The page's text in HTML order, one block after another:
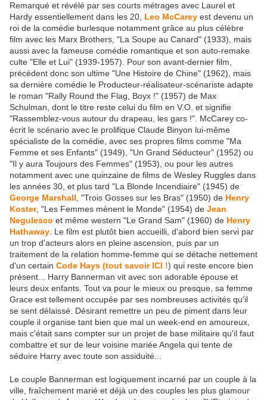
Remarqué et révélé par ses courts métrages avec Laurel et
Hardy essentiellement dans les 20, Leo McCarey est devenu un
roi de la comédie burlesque notamment grâce au plus célèbre
film avec les Marx Brothers, "La Soupe au Canard" (1933), mais
aussi avec la fameuse comédie romantique et son auto-remake
culte "Elle et Lui" (1939-1957). Pour son avant-dernier film,
précédent donc son ultime "Une Histoire de Chine" (1962), mais
sa dernière comédie le Producteur-réalisateur-scénariste adapte
le roman "Rally Round the Flag, Boyx !" (1957) de Max
Schulman, dont le titre reste celui du film en V.O. et signifie
"Rassemblez-vous autour du drapeau, les gars !". McCarey co-
écrit le scénario avec le prolifique Claude Binyon lui-même
spécialiste de la comédie, avec ses propres films comme "Ma
Femme et ses Enfants" (1949), "Un Grand Séducteur" (1952) ou
"Il y aura Toujours des Femmes" (1953), ou pour les autres
notamment avec une quinzaine de films de Wesley Ruggles dans
les années 30, et plus tard "La Blonde Incendiaire" (1945) de
George Marshall , "Trois Gosses sur les Bras" (1950) de Henry
Koster, "Les Femmes mènent le Monde" (1954) de Jean
Negulesco et même western "Le Grand Sam" (1960) de Henry
Hathaway . Le film est plutôt bien accueilli, d'abord bien servi par
un trop d'acteurs alors en pleine ascension, puis par un
traitement de la relation homme-femme qui se détache nettement
d'un certain Code Hays (tout savoir ICI !) qui reste encore bien
présent... Harry Bannerman vit avec son adorable épouse et
leurs deux enfants. Tout va pour le mieux ou presque, sa femme
Grace est tellement occupée par ses nombreuses activités qu'il
se sent délaissé. Désirant remettre un peu de piment dans leur
couple il organise tant bien que mal un week-end en amoureux,
mais c'était sans compter sur un projet de base militaire qu'il faut
combattre et sur de leur voisine mariée Angela qui tente de
séduire Harry avec toute son assiduité...
Le couple Bannerman est logiquement incarné par un couple à la
ville, fraîchement marié et déjà un des couples les plus glamour